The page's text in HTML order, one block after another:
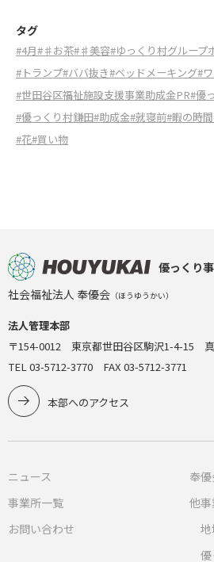
タグ
#4月#♯お茶#♯美容#ゆっくり村グループ
#トランプ#ババ抜き#ベッドメーキング#
#世田谷区福祉施設支援事業助成金PR#優
#優っくり村鎌田#助成金#就寝前#暇の時間
#花#買い物
優っくり
社会福祉法人 奉優会 （ほうゆうかい）
法人管理本部
〒154-0012 東京都世田谷区駒沢1-4-15
TEL 03-5712-3770 FAX 03-5712-3771
本部へのアクセス
ニュース
事業所一覧
お問い合わせ
奉
他